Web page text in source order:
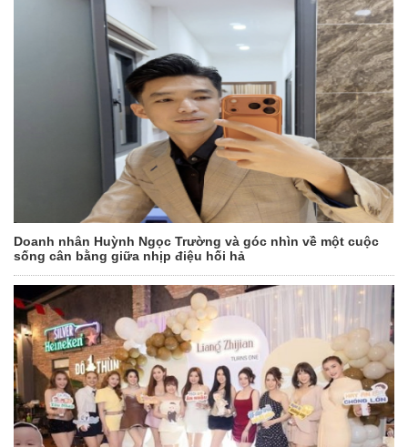
Doanh nhân Huỳnh Ngọc Trường và góc nhìn về một cuộc
sống cân bằng giữa nhịp điệu hối hả